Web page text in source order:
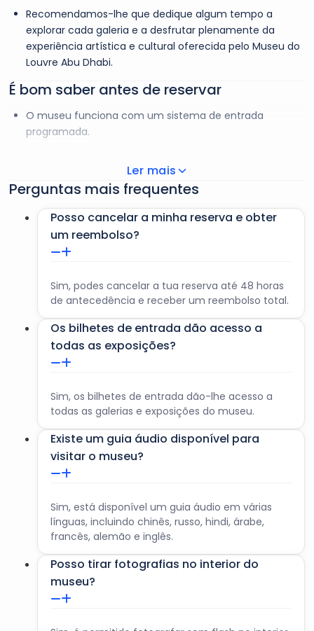
permanente, às exposições especiais e ao museu das
crianças. Admire artefactos antigos, bem como obras-
primas de artistas como Manet. Depois de percorrer as
galerias, faça uma pausa bem merecida numa das áreas
Recomendamos-lhe que dedique algum tempo a
explorar cada galeria e a desfrutar plenamente da
experiência artística e cultural oferecida pelo Museu do
Louvre Abu Dhabi.
É bom saber antes de reservar
O museu funciona com um sistema de entrada
programada.
durante 3 horas, no máximo.
A última entrada no museu faz-se 30 minutos antes da
hora de encerramento.
Os visitantes com menos de 13 anos devem ser
acompanhados por um adulto durante a sua visita.
Receberá o seu bilhete eletrónico oficial por correio
eletrónico ou WhatsApp.
Ler mais
Perguntas mais frequentes
Posso cancelar a minha reserva e obter
um reembolso?
Sim, podes cancelar a tua reserva até 48 horas
de antecedência e receber um reembolso total.
Os bilhetes de entrada dão acesso a
todas as exposições?
Sim, os bilhetes de entrada dão-lhe acesso a
todas as galerias e exposições do museu.
Existe um guia áudio disponível para
visitar o museu?
Sim, está disponível um guia áudio em várias
línguas, incluindo chinês, russo, hindi, árabe,
francês, alemão e inglês.
Posso tirar fotografias no interior do
museu?